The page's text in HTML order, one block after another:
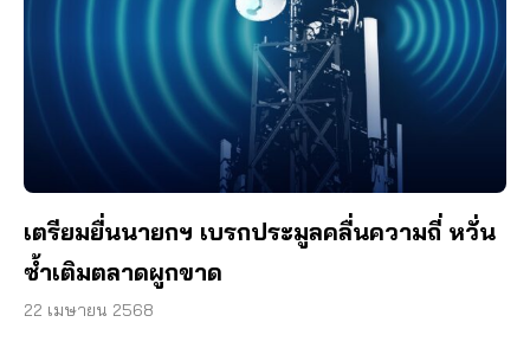
เตรียมยื่นนายกฯ เบรกประมูลคลื่นความถี่ หวั่น
ซ้ำเติมตลาดผูกขาด
22 เมษายน 2568